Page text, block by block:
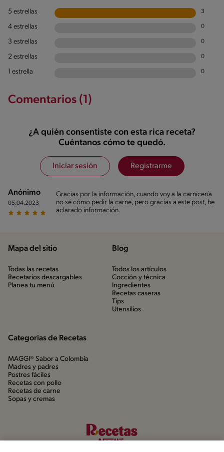
5 estrellas 3
4 estrellas 0
3 estrellas 0
2 estrellas 0
1 estrella 0
Comentarios (1)
¿A quién consentiste con esta rica receta?
Cuéntanos cómo te quedó.
Iniciar sesión Registrarme
Anónimo
05.04.2023
Gracias por la información, cuando voy a la carnicería
no sé cómo pedir la carne, pero gracias a este post, he
aclarado información.
Mapa del sitio
Todas las recetas
Recetarios descargables
Planea tu menú
Blog
Todos los artículos
Cocción y técnica
Ingredientes
Recetas caseras
Tips
Utensílios
Categorias de Recetas
MAGGI® Sabor a Colombia
Madres y padres
Postres fáciles
Recetas con pollo
Recetas de carne
Sopas y cremas